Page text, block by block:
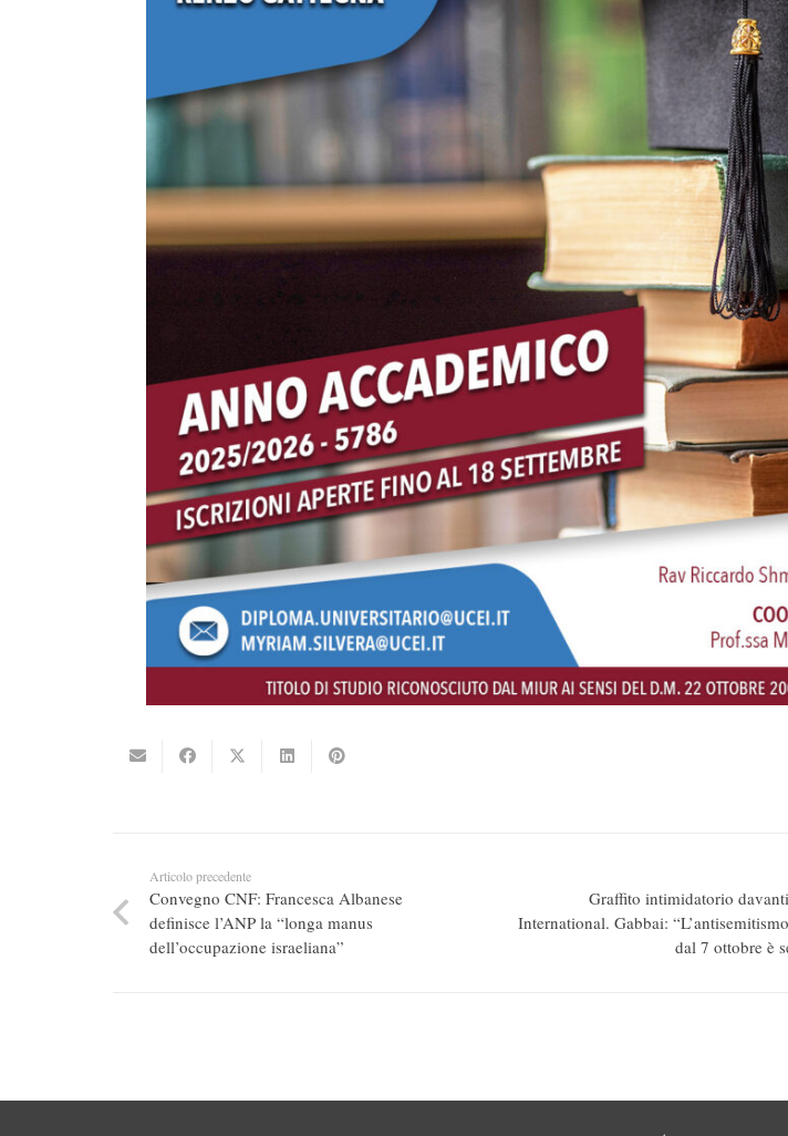
Articolo precedente
Convegno CNF: Francesca Albanese
definisce l’ANP la “longa manus
dell’occupazione israeliana”
Graffito intimidatorio
International. Gabbai:
dal 7 ottobre è